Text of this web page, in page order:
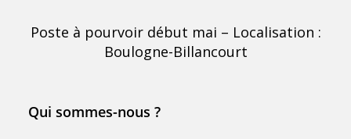
Poste à pourvoir début mai – Localisation :
Boulogne-Billancourt
Qui sommes-nous ?